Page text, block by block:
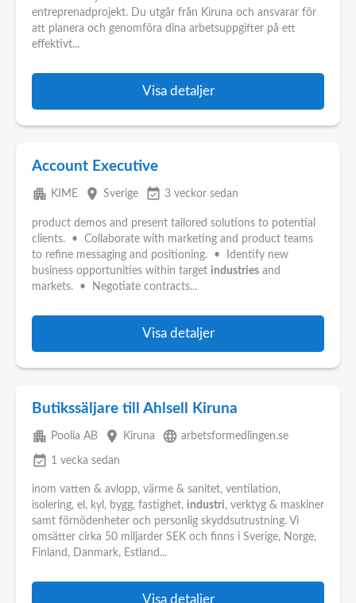
entreprenadprojekt. Du utgår från Kiruna och ansvarar för
att planera och genomföra dina arbetsuppgifter på ett
effektivt...
Visa detaljer
Account Executive
apartment KIME place Sverige event_available 3 veckor sedan
product demos and present tailored solutions to potential
clients. • Collaborate with marketing and product teams
to refine messaging and positioning. • Identify new
business opportunities within target industries and
markets. • Negotiate contracts...
Visa detaljer
Butikssäljare till Ahlsell Kiruna
apartment Poolia AB place Kiruna language arbetsformedlingen.se
event_available 1 vecka sedan
inom vatten & avlopp, värme & sanitet, ventilation,
isolering, el, kyl, bygg, fastighet, industri, verktyg & maskiner
samt förnödenheter och personlig skyddsutrustning. Vi
omsätter cirka 50 miljarder SEK och finns i Sverige, Norge,
Finland, Danmark, Estland...
Visa detaljer